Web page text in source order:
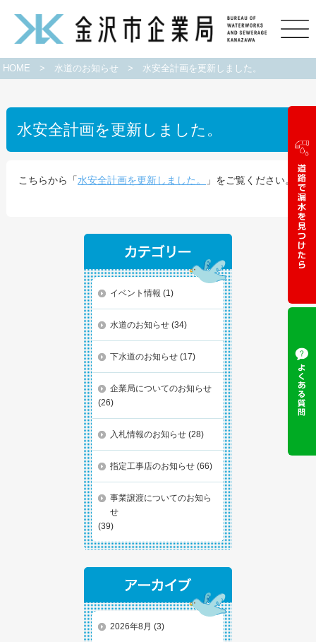
HOME > 水道のお知らせ > 水安全計画を更新しました。
水安全計画を更新しました。
こちらから「水安全計画を更新しました。 」をご覧ください。
イベント情報 (1)
水道のお知らせ (34)
下水道のお知らせ (17)
企業局についてのお知らせ
(26)
入札情報のお知らせ (28)
指定工事店のお知らせ (66)
事業譲渡についてのお知ら
せ
(39)
2026年8月 (3)